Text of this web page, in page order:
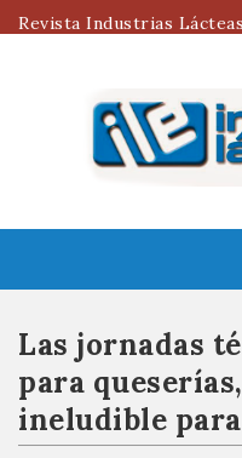
Revista Industrias Lácteas
Las jornadas
para
ineludible